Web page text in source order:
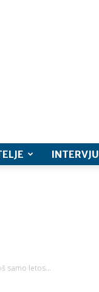
INTERVJU
samo letos...